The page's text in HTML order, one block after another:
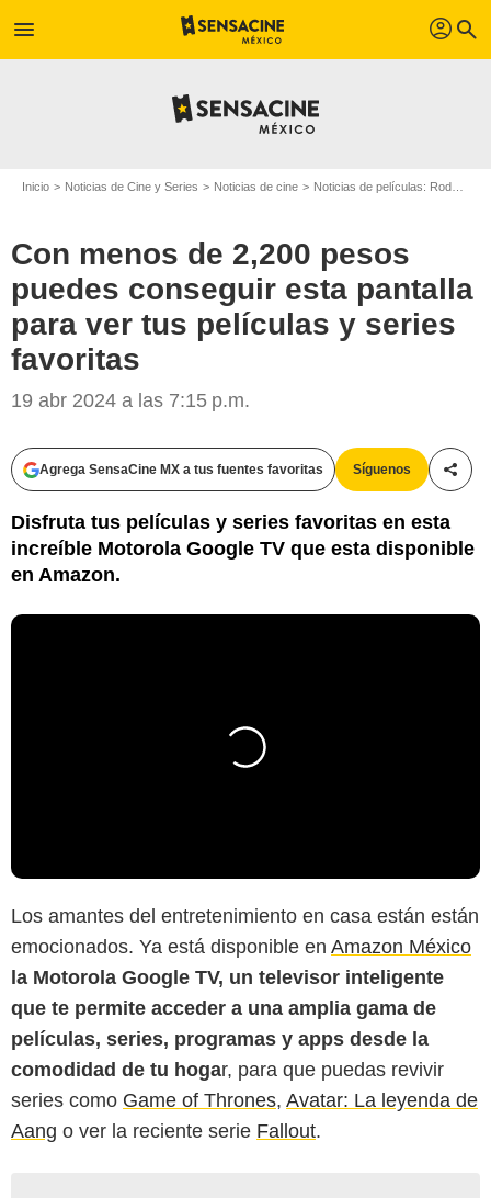
menu profil search
Inicio Noticias de Cine y Series Noticias de cine Noticias de películas: Rodajes
Con menos de 2,200 pesos
puedes conseguir esta pantalla
para ver tus películas y series
favoritas
19 abr 2024 a las 7:15 p.m.
Agrega SensaCine MX a tus fuentes favoritas Síguenos
Disfruta tus películas y series favoritas en esta
increíble Motorola Google TV que esta disponible
en Amazon.
Los amantes del entretenimiento en casa están están
emocionados. Ya está disponible en Amazon México
la Motorola Google TV, un televisor inteligente
que te permite acceder a una amplia gama de
películas, series, programas y apps desde la
comodidad de tu hogar, para que puedas revivir
series como Game of Thrones, Avatar: La leyenda de
Aang o ver la reciente serie Fallout.